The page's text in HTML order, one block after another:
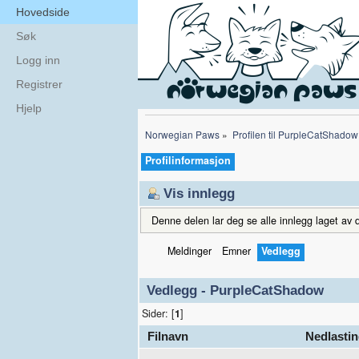
Hovedside
Søk
Logg inn
Registrer
Hjelp
Norwegian Paws » Profilen til PurpleCatShadow
Profilinformasjon
Vis innlegg
Denne delen lar deg se alle innlegg laget
Meldinger Emner Vedlegg
Vedlegg - PurpleCatShadow
Sider: [1]
Filnavn